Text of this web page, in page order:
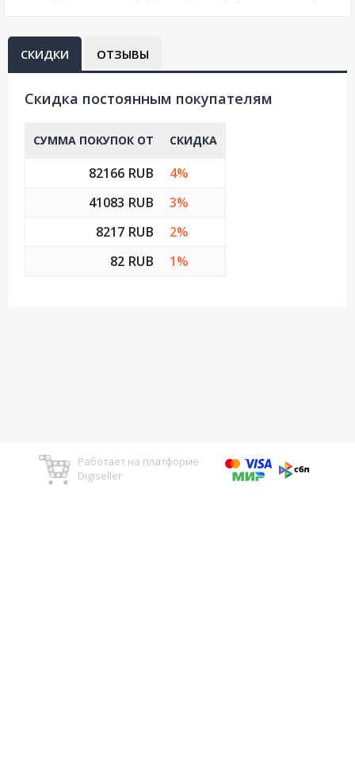
СКИДКИ ОТЗЫВЫ
Cкидка постоянным покупателям
СУММА ПОКУПОК ОТ СКИДКА
82166 RUB
4%
41083 RUB
3%
8217 RUB
2%
82 RUB
1%
Работает на платформе
Digiseller